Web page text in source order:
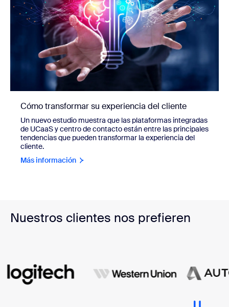
Cómo transformar su experiencia del cliente
Un nuevo estudio muestra que las plataformas integradas
de UCaaS y centro de contacto están entre las principales
tendencias que pueden transformar la experiencia del
cliente.
Más información
Nuestros clientes nos prefieren